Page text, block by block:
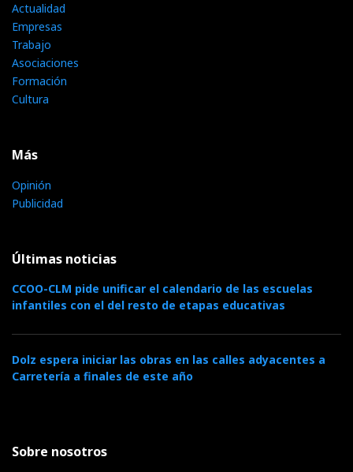
Actualidad
Empresas
Trabajo
Asociaciones
Formación
Cultura
Más
Opinión
Publicidad
Últimas noticias
CCOO-CLM pide unificar el calendario de las escuelas
infantiles con el del resto de etapas educativas
Dolz espera iniciar las obras en las calles adyacentes a
Carretería a finales de este año
Sobre nosotros